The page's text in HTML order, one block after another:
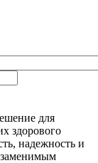
для
здорового
надежность и